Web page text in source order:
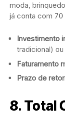
moda,
já conta com 70
Investimento
tradicional)
Faturamento
Prazo de
8. Total